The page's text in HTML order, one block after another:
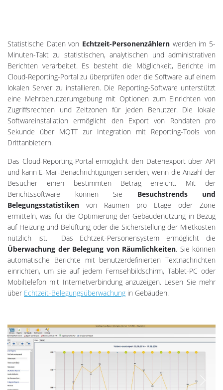
Statistische Daten von Echtzeit-Personenzählern werden im 5-
Minuten-Takt zu statistischen, analytischen und administrativen
Berichten verarbeitet. Es besteht die Möglichkeit, Berichte im
Cloud-Reporting-Portal zu überprüfen oder die Software auf einem
lokalen Server zu installieren. Die Reporting-Software unterstützt
eine Mehrbenutzerumgebung mit Optionen zum Einrichten von
Zugriffsrechten und Zeitzonen für jeden Benutzer. Die lokale
Softwareinstallation ermöglicht den Export von Rohdaten pro
Sekunde über MQTT zur Integration mit Reporting-Tools von
Drittanbietern.
Das Cloud-Reporting-Portal ermöglicht den Datenexport über API
und kann E-Mail-Benachrichtigungen senden, wenn die Anzahl der
Besucher einen bestimmten Betrag erreicht. Mit der
Berichtssoftware können Sie Besuchstrends und
Belegungsstatistiken von Räumen pro Etage oder Zone
ermitteln, was für die Optimierung der Gebäudenutzung in Bezug
auf Heizung und Belüftung oder die Sicherstellung der Mietkosten
nützlich ist. Das Echtzeit-Personensystem ermöglicht die
Überwachung der Belegung von Räumlichkeiten. Sie können
automatische Berichte mit benutzerdefinierten Textnachrichten
einrichten, um sie auf jedem Fernsehbildschirm, Tablet-PC oder
Mobiltelefon mit Internetverbindung anzuzeigen. Lesen Sie mehr
über Echtzeit-Belegungsüberwachung in Gebäuden.